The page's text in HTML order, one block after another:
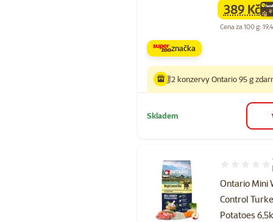
family
389 Kč
Cena za 100 g:
značka
2 konzervy Ontario 95 g
Skladem
Ontario Mini
Control
Potatoes
Hodnocení